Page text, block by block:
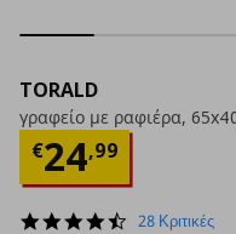
TORALD
γραφείο με ραφιέρα,
€24,99
Τρέχουσα
4.6
28 Κριτικές